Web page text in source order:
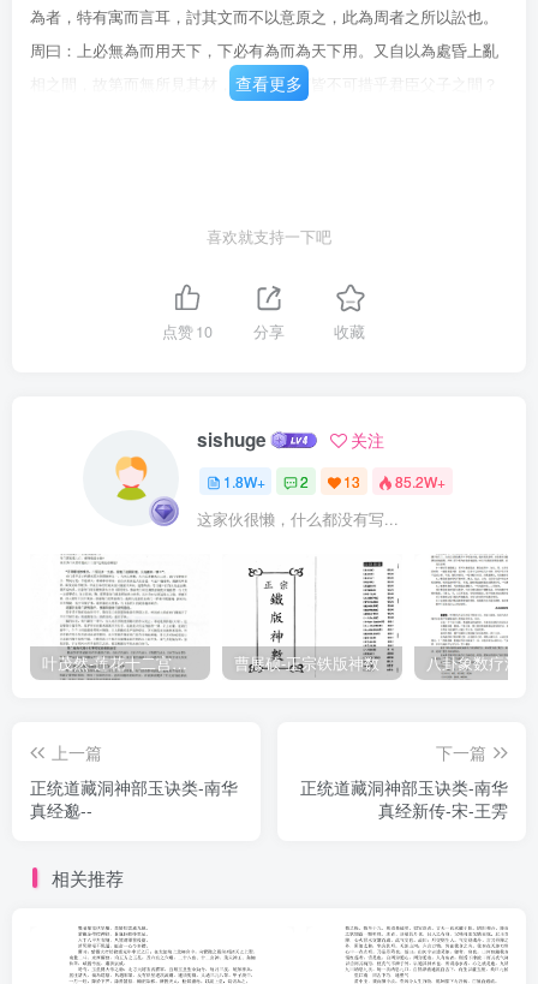
為者，特有寓而言耳，討其文而不以意原之，此為周者之所以訟也。
周曰：上必無為而用天下，下必有為而為天下用。又自以為處昏上亂
相之間，故第而無所見其材，孰為周之言皆不可措乎君臣父子之間？
耳。六合之外，聖人存而勿論。六合之内，聖人論而不議。聖人有論
也，《春秋》議而不辨，《春秋》經世之迹，第議而己。聖人有議
也，聖人之有議，非得己也，豈若眾人務辨以相示歟。罔兩問影莊子
待造物，極於無有而已，故曰惡識其所以然不然。萝為胡蝶莊子以其
自適則言萝為胡蝶，以其自樂則言如魚之樂。以胡螺微小飛揚而無所
不至矣，以魚處深渺而能活其身矣，所以寓其自適自樂之意於二物，
在於齊諧萬物也。卮言卮言，不一之言也。言之不一，则動而愈出，
故曰日出。言不一而出之，必有本，故曰和以天倪。天倪，自然之妙
本也。言有其本則應變而無極，故曰因以曼衍。言應變無極則古今之
年有時而第壶，而吾之所言無時而極也，故曰所以第年。此周之為言
大則未营有所過，而在細則未营有所遺。是以萬物之才，性分中亦各
有所取，而此莊周之為者而言及餛鹏、蜩鶯、斥鸚、鹪鹅、皚羊、魚
蝶、馬牛、山木之類也。道之本在太極之先而不為高，根在六極之下
古而不為壽。萬有不同謂之富，不同同之之謂大，富有之謂大業，此
聖人也。有形然後有名，有名然後有分，有分然後有守。莊子曰：形
名已明，分守次之。莊子所謂不折鏌鄉，不怨飄瓦，與夫不怒虚舟之
查看更多
喜欢就支持一下吧
点赞10 分享 收藏
sishuge 关注
1.8W+ 2 13 85.2W+
这家伙很懒，什么都没有写...
叶茂然-莲花十二宫佛家奇门面授及答疑 曹展硕-正宗铁版神数
上一篇
正统道藏洞神部玉诀类-南华
真经邈--
下一篇
正统道藏洞神部玉诀类-南华
真经新传-宋-王雱
相关推荐